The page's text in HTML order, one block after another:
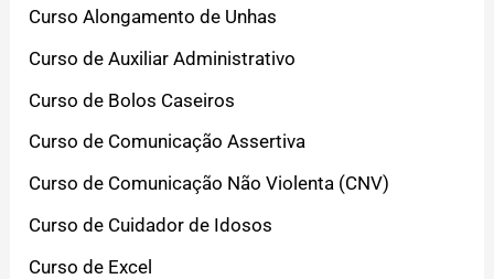
Curso Alongamento de Unhas
Curso de Auxiliar Administrativo
Curso de Bolos Caseiros
Curso de Comunicação Assertiva
Curso de Comunicação Não Violenta (CNV)
Curso de Cuidador de Idosos
Curso de Excel